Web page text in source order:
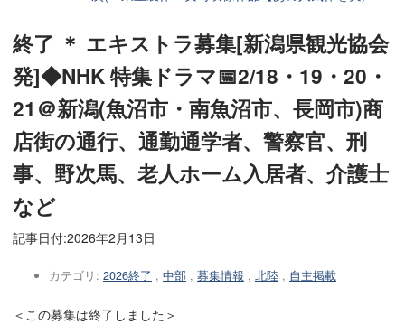
終了 ＊ エキストラ募集[新潟県観光協会
発]◆NHK 特集ドラマ📅2/18・19・20・
21＠新潟(魚沼市・南魚沼市、長岡市)商
店街の通行、通勤通学者、警察官、刑
事、野次馬、老人ホーム入居者、介護士
など
記事日付:2026年2月13日
カテゴリ: 2026終了 , 中部 , 募集情報 , 北陸 , 自主掲載
＜この募集は終了しました＞